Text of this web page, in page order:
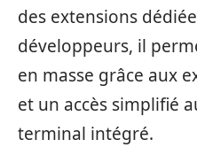
des extensions
développeurs, il
en masse grâce aux
et un accès simplifié
terminal intégré.